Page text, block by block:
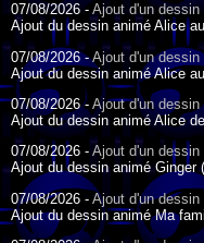
07/08/2026 - Ajout d'un dessin
Ajout du dessin animé Alice
07/08/2026 -Ajout d'un dessin
Ajout du dessin animé Alice
07/08/2026 - Ajout d'un dessin
Ajout du dessin animé Alice
07/08/2026 - Ajout d'un dessin
Ajout du dessin animé Ginger
07/08/2026 - Ajout d'un dessin
Ajout du dessin animé Ma